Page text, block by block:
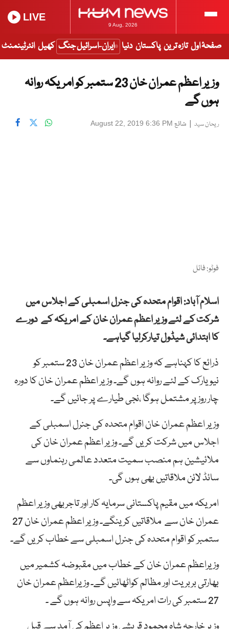
9 Aug, 2026
LIVE
صفحۂ اول تازہ ترین پاکستان دنیا ایران-اسرائیل جنگ کھیل انٹرٹینمنٹ
وزیر اعظم عمران خان 23 ستمبر کو امریکہ روانہ
ہوں گے
ریحان سید | شائع August 22, 2019 6:36 PM
فوٹو: فائل
اسلام آباد: اقوام متحدہ کی جنرل اسمبلی کے اجلاس میں
شرکت کے لئے وزیر اعظم عمران خان کے امریکہ کے دورے
کا ابتدائی شیڈول تیارکرلیا گیاہے۔
ذرائع کا کہناہے کہ وزیر اعظم عمران خان 23 ستمبر کو
نیویارک کے لئے روانہ ہوں گے۔ وزیر اعظم عمران خان کا دورہ
چار روز پر مشتمل ہوگا ،نجی طیارے پر جائیں گے۔
وزیر اعظم عمران خان اقوام متحدہ کی جنرل اسمبلی کے
اجلاس میں شرکت کریں گے۔ وزیر اعظم عمران خان کی
ملائیشین ہم منصب سمیت متعدد عالمی رہنماوں سے
سائڈ لائن ملاقاتیں بھی ہوں گی۔
امریکہ میں مقیم پاکستانی سرمایہ کار اور تاجربھی وزیر اعظم
عمران خان سے ملاقاتیں کرینگے۔ وزیر اعظم عمران خان 27
ستمبر کو اقوام متحدہ کی جنرل اسمبلی سے خطاب کریں گے۔
وزیراعظم عمران خان کے خطاب میں مقبوضہ کشمیر میں
بھارتی بربریت اور مظالم کواٹھائیں گے۔ وزیراعظم عمران خان
27 ستمبر کی رات امریکہ سے واپس روانہ ہوں گے ۔